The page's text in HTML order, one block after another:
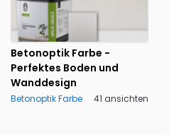
Betonoptik Farbe -
Perfektes Boden und
Wanddesign
Betonoptik Farbe 41 ansichten